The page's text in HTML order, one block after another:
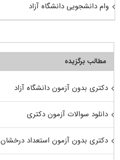
وام دانشجویی دانشگاه آزاد
مطالب برگزیده
دکتری بدون آزمون دانشگاه آزاد
دانلود سوالات آزمون دکتری
دکتری بدون آزمون استعداد درخشان